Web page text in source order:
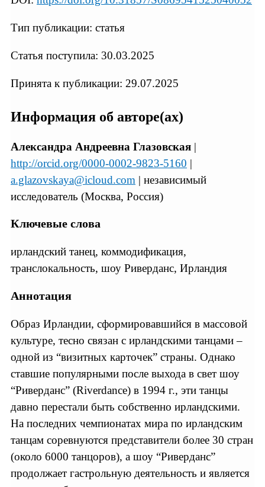
Тип публикации: статья
Статья поступила: 30.03.2025
Принята к публикации: 29.07.2025
Информация об авторе(ах)
Александра Андреевна Глазовская |
http://orcid.org/0000-0002-9823-5160 |
a.glazovskaya@icloud.com | независимый
исследователь (Москва, Россия)
Ключевые слова
ирландский танец, коммодификация,
транслокальность, шоу Риверданс, Ирландия
Аннотация
Образ Ирландии, сформировавшийся в массовой
культуре, тесно связан с ирландскими танцами –
одной из “визитных карточек” страны. Однако
ставшие популярными после выхода в свет шоу
“Риверданс” (Riverdance) в 1994 г., эти танцы
давно перестали быть собственно ирландскими.
На последних чемпионатах мира по ирландским
танцам соревнуются представители более 30 стран
(около 6000 танцоров), а шоу “Риверданс”
продолжает гастрольную деятельность и является